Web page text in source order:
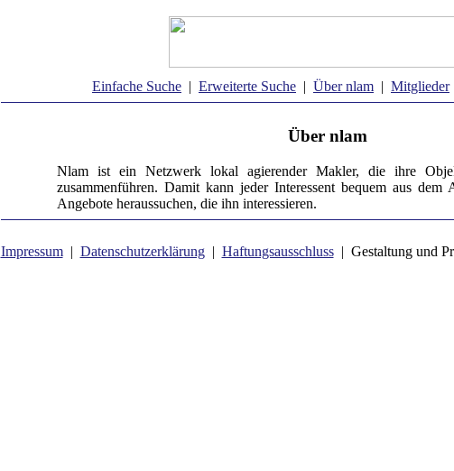
Einfache Suche | Erweiterte Suche | Über nlam | Mitglieder
Über nlam
Nlam ist ein Netzwerk lokal agierender Makler, die ihre
zusammenführen. Damit kann jeder Interessent bequem aus
Angebote heraussuchen, die ihn interessieren.
Impressum| Datenschutzerklärung| Haftungsausschluss| Gestaltung und